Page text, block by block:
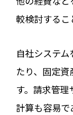
較検討するこ
自社システ
たり、固定
す。請求管
計算も容易